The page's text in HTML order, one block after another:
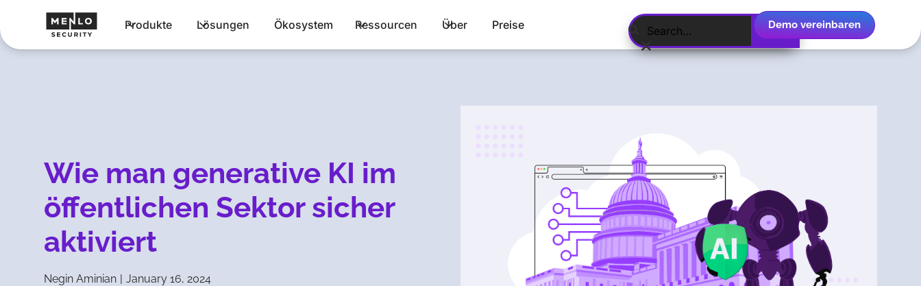
Produkte Lösungen Ökosystem Ressourcen Über Preise Demo vereinbaren
Wie man generative KI im
öffentlichen Sektor sicher
aktiviert
Negin Aminian | January 16, 2024